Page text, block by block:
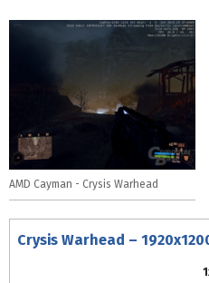
AMD Cayman - Crysis Warhead
Crysis Warhead –